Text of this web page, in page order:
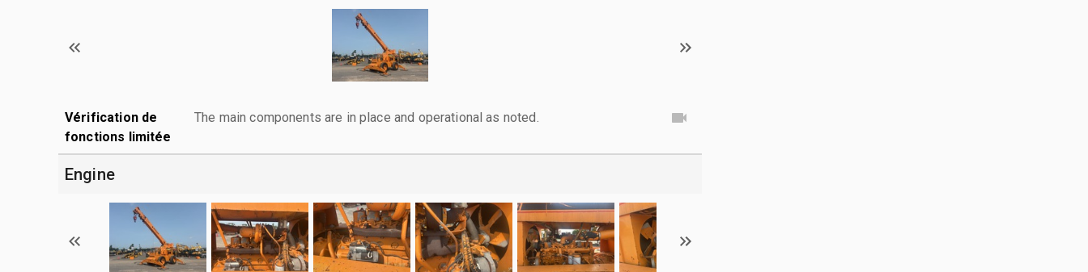
Vérification de
fonctions limitée
The main components are in place and operational as noted.
Engine